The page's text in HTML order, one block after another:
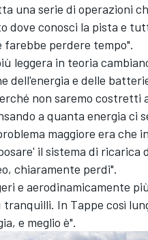
una serie di operazioni
dove conosci la pista e
farebbe perdere tempo".
leggera in teoria
dell'energia e delle
non saremo costretti
a quanta energia ci
maggiore era
il sistema di
chiaramente perdi".
e aerodinamicamente
tranquilli. In Tappe così
e meglio è".